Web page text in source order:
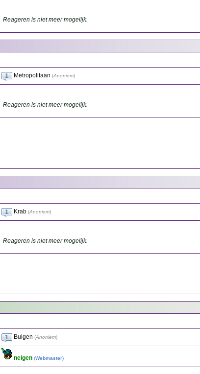
Reageren is niet meer mogelijk.
Metropolitaan (Anoniem)
Reageren is niet meer mogelijk.
Krab (Anoniem)
Reageren is niet meer mogelijk.
Buigen (Anoniem)
neigen (Webmaster)